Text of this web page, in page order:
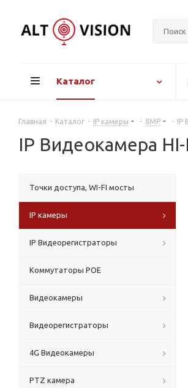
Каталог
Главная - Каталог - IP камеры - 8MP - IP
IP Видеокамера
Точки доступа, WI-FI мосты
IP камеры
IP Видеорегистраторы
Коммутаторы POE
Видеокамеры
Видеорегистраторы
4G Видеокамеры
PTZ камера